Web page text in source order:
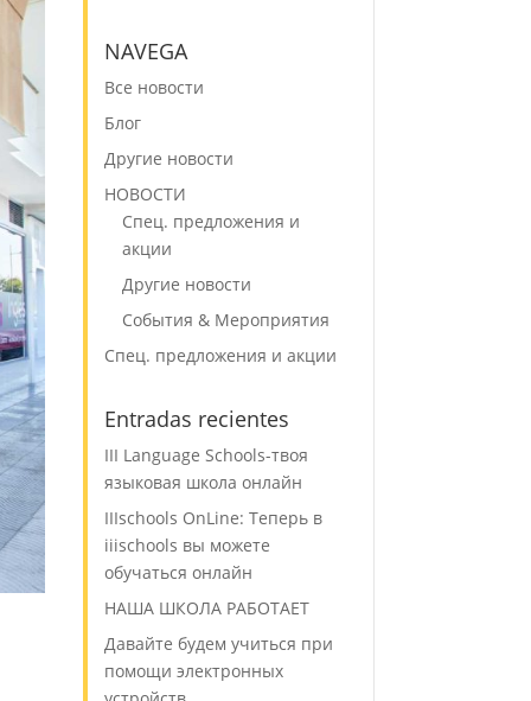
NAVEGA
Все новости
Блог
Другие новости
НОВОСТИ
Спец. предложения и
акции
Другие новости
События & Мероприятия
Спец. предложения и акции
Entradas recientes
III Language Schools-твоя
языковая школа онлайн
IIIschools OnLine: Теперь в
iiischools вы можете
обучаться онлайн
НАША ШКОЛА РАБОТАЕТ
Давайте будем учиться при
помощи электронных